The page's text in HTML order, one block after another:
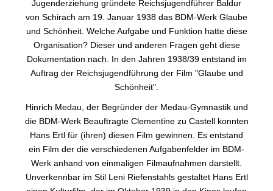
Jugenderziehung gründete Reichsjugendführer Baldur
von Schirach am 19. Januar 1938 das BDM-Werk Glaube
und Schönheit. Welche Aufgabe und Funktion hatte diese
Organisation? Dieser und anderen Fragen geht diese
Dokumentation nach. In den Jahren 1938/39 entstand im
Auftrag der Reichsjugendführung der Film "Glaube und
Schönheit".
Hinrich Medau, der Begründer der Medau-Gymnastik und
die BDM-Werk Beauftragte Clementine zu Castell konnten
Hans Ertl für (ihren) diesen Film gewinnen. Es entstand
ein Film der die verschiedenen Aufgabenfelder im BDM-
Werk anhand von einmaligen Filmaufnahmen darstellt.
Unverkennbar im Stil Leni Riefenstahls gestaltet Hans Ertl